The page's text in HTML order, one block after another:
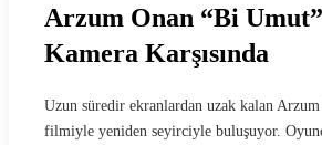
Arzum Onan “Bi
Kamera Karşısında
Uzun süredir ekranlardan uzak kalan
filmiyle yeniden seyirciyle buluşuyor.